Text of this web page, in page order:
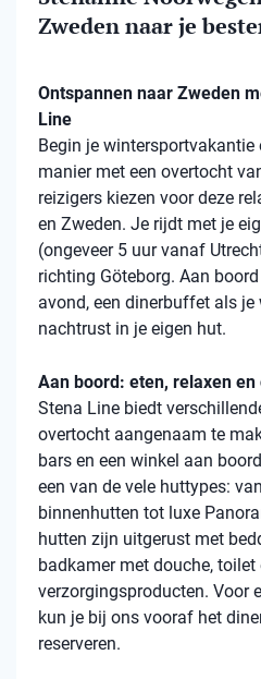
Zweden naar je
Ontspannen naar Zweden
Line
Begin je
manier met een overtocht
reizigers kiezen voor deze
en Zweden. Je rijdt met je
(ongeveer 5 uur vanaf
richting Göteborg. Aan
avond, een dinerbuffet als je
nachtrust in je eigen hut.
Aan boord: eten, relaxen
Stena Line biedt
overtocht aangenaam te
bars en een winkel aan
een van de vele huttypes:
binnenhutten tot luxe
hutten zijn uitgerust met
badkamer met douche, toilet
verzorgingsproducten. Voor
kun je bij ons vooraf het
reserveren.